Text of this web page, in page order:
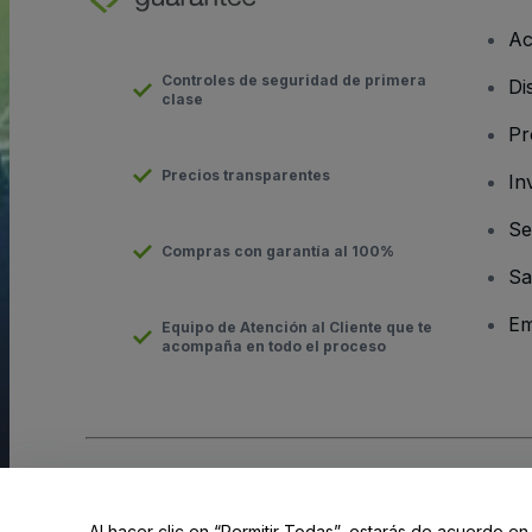
Controles de seguridad de primera
clase
Precios transparentes
Compras con garantía al 100%
Equipo de Atención al Cliente que te
acompaña en todo el proceso